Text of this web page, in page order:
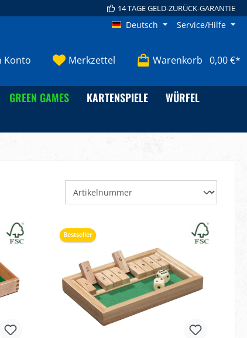
14 TAGE GELD-ZURÜCK-GARANTIE
Deutsch Service/Hilfe
Konto Merkzettel Warenkorb 0,00 €*
GREEN GAMES KARTENSPIELE
WÜRFEL
Bestseller